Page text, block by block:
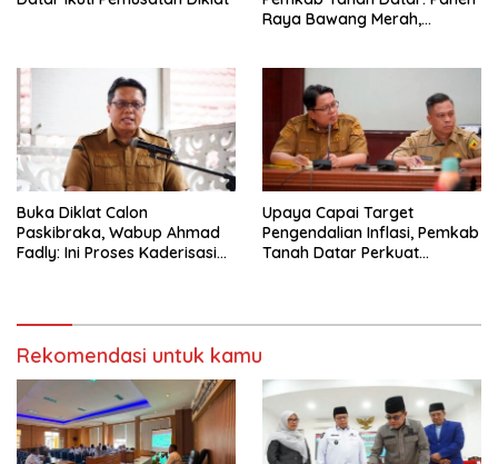
Raya Bawang Merah,
Buka Diklat Calon
Paskibraka, Wabup Ahmad
Fadly: Ini Proses Kaderisasi
Upaya Capai Target
Pengendalian Inflasi, Pemkab
Tanah Datar Perkuat
Rekomendasi untuk kamu